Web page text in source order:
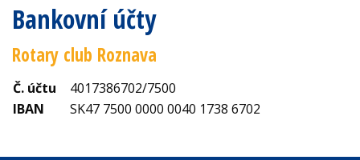
Bankovní účty
Rotary club Roznava
Č. účtu
4017386702/7500
IBAN
SK47 7500 0000 0040 1738 6702